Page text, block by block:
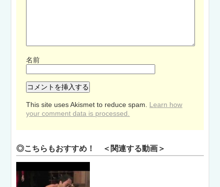
名前
This site uses Akismet to reduce spam. Learn how
your comment data is processed.
◎こちらもおすすめ！ ＜関連する動画＞